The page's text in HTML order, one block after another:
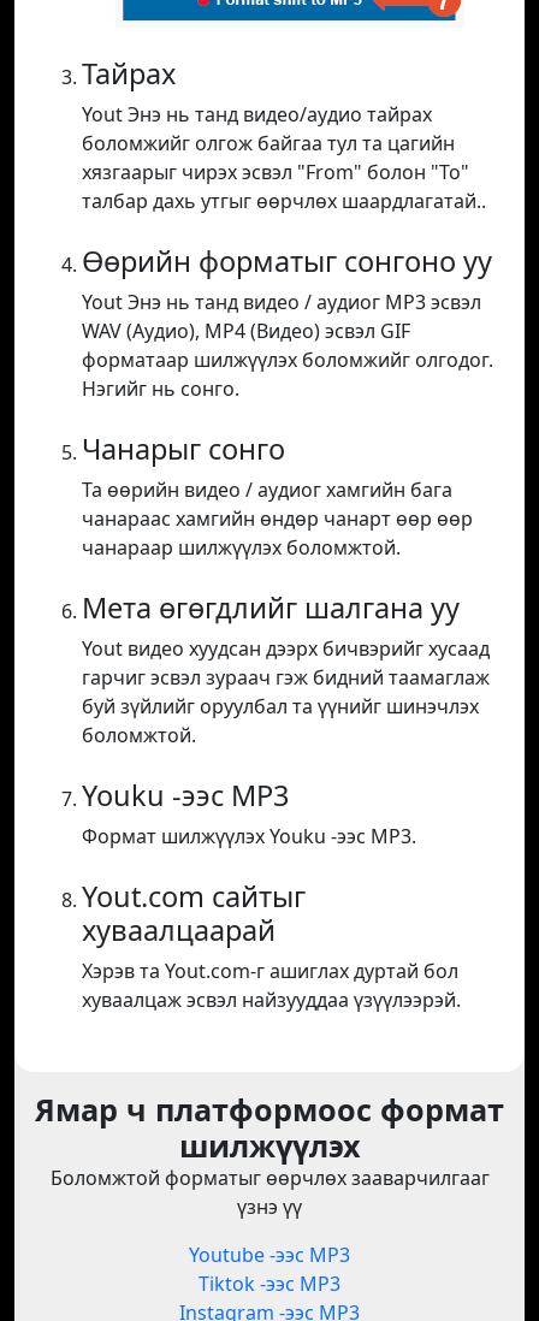
Тайрах
Yout Энэ нь танд видео/аудио тайрах
боломжийг олгож байгаа тул та цагийн
хязгаарыг чирэх эсвэл "From" болон "To"
талбар дахь утгыг өөрчлөх шаардлагатай..
Өөрийн форматыг сонгоно уу
Yout Энэ нь танд видео / аудиог MP3 эсвэл
WAV (Аудио), MP4 (Видео) эсвэл GIF
форматаар шилжүүлэх боломжийг олгодог.
Нэгийг нь сонго.
Чанарыг сонго
Та өөрийн видео / аудиог хамгийн бага
чанараас хамгийн өндөр чанарт өөр өөр
чанараар шилжүүлэх боломжтой.
Мета өгөгдлийг шалгана уу
Yout видео хуудсан дээрх бичвэрийг хусаад
гарчиг эсвэл зураач гэж бидний таамаглаж
буй зүйлийг оруулбал та үүнийг шинэчлэх
боломжтой.
Youku -ээс MP3
Формат шилжүүлэх Youku -ээс MP3.
Yout.com сайтыг
хуваалцаарай
Хэрэв та Yout.com-г ашиглах дуртай бол
хуваалцаж эсвэл найзууддаа үзүүлээрэй.
Ямар ч платформоос формат
шилжүүлэх
Боломжтой форматыг өөрчлөх зааварчилгааг
үзнэ үү
Youtube -ээс MP3
Tiktok -ээс MP3
Instagram -ээс MP3